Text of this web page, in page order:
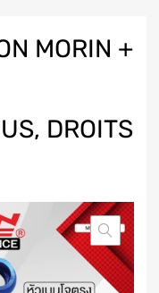
MORIN +
DROITS